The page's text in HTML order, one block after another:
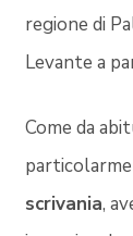
regione di
Levante a
Come da
scrivania,